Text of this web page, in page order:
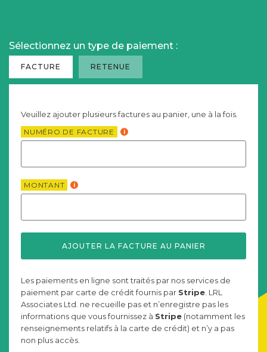
Sélectionnez un type de paiement :
FACTURE RETENUE
Veuillez ajouter plusieurs factures au panier, une à la fois.
NUMÉRO DE FACTURE i
MONTANT i
Les paiements en ligne sont traités par nos services de
paiement par carte de crédit fournis par Stripe . LRL
Associates Ltd. ne recueille pas et n’enregistre pas les
informations que vous fournissez à Stripe (notamment les
renseignements relatifs à la carte de crédit) et n’y a pas
non plus accès.